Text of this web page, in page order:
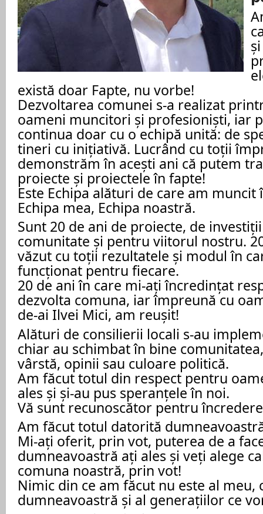
există doar Fapte, nu vorbe!
Dezvoltarea comunei s-a realizat
oameni muncitori și profesioniști, iar
continua doar cu o echipă unită: de
tineri cu inițiativă. Lucrând cu toții
demonstrăm în acești ani că putem
proiecte și proiectele în fapte!
Este Echipa alături de care am muncit
Echipa mea, Echipa noastră.
Sunt 20 de ani de proiecte, de
comunitate și pentru viitorul nostru.
văzut cu toții rezultatele și modul în
funcționat pentru fiecare.
20 de ani în care mi-ați încredințat
dezvolta comuna, iar împreună cu
de-ai Ilvei Mici, am reușit!
Alături de consilierii locali s-au
chiar au schimbat în bine
vârstă, opinii sau culoare politică.
Am făcut totul din respect pentru
ales și și-au pus speranțele în noi.
Vă sunt recunoscător pentru
Am făcut totul datorită
Mi-ați oferit, prin vot, puterea de a
dumneavoastră ați ales și veți alege
comuna noastră, prin vot!
Nimic din ce am făcut nu este al meu,
dumneavoastră și al generațiilor ce